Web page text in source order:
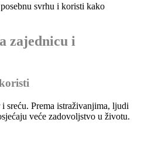
svrhu i koristi kako
zajednicu i
sreću. Prema istraživanjima, ljudi
veće zadovoljstvo u životu.